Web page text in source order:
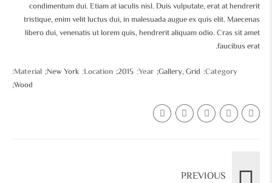
condimentum dui. Etiam at iaculis nisl. Duis vulputate, erat at hendrerit
tristique, enim velit luctus dui, in malesuada augue ex quis elit. Maecenas
libero dui, venenatis ut lorem quis, hendrerit aliquam odio. Cras sit amet
faucibus erat.
Category
Gallery, Grid
Year
2015
Location
New York
Material
Wood
PREVIOUS